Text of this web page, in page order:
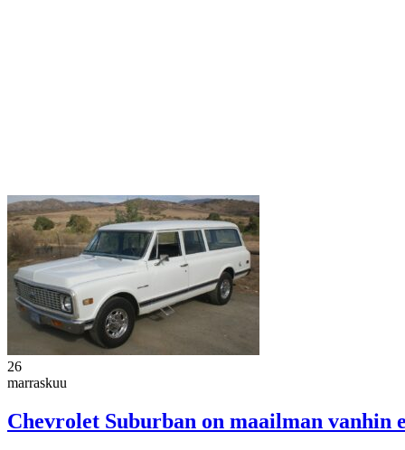
26
marraskuu
Chevrolet Suburban on maailman vanhin